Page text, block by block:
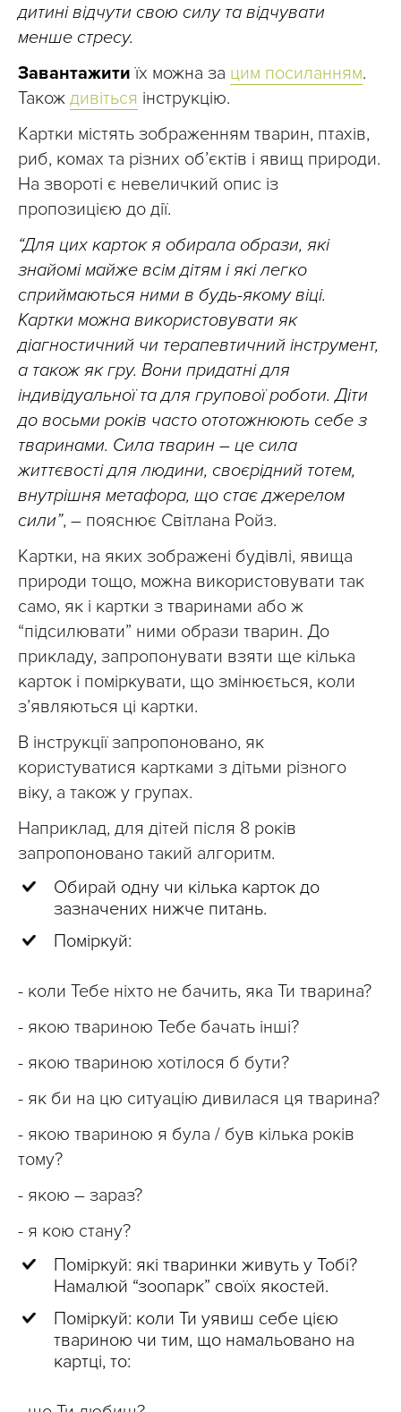
дитині відчути свою силу та відчувати
менше стресу.
Завантажити їх можна за цим посиланням.
Також дивіться інструкцію.
Картки містять зображенням тварин, птахів,
риб, комах та різних об’єктів і явищ природи.
На звороті є невеличкий опис із
пропозицією до дії.
“Для цих карток я обирала образи, які
знайомі майже всім дітям і які легко
сприймаються ними в будь-якому віці.
Картки можна використовувати як
діагностичний чи терапевтичний інструмент,
а також як гру. Вони придатні для
індивідуальної та для групової роботи. Діти
до восьми років часто ототожнюють себе з
тваринами. Сила тварин – це сила
життєвості для людини, своєрідний тотем,
внутрішня метафора, що стає джерелом
сили”, – пояснює Світлана Ройз.
Картки, на яких зображені будівлі, явища
природи тощо, можна використовувати так
само, як і картки з тваринами або ж
“підсилювати” ними образи тварин. До
прикладу, запропонувати взяти ще кілька
карток і поміркувати, що змінюється, коли
з’являються ці картки.
В інструкції запропоновано, як
користуватися картками з дітьми різного
віку, а також у групах.
Наприклад, для дітей після 8 років
запропоновано такий алгоритм.
Обирай одну чи кілька карток до
зазначених нижче питань.
Поміркуй:
- коли Тебе ніхто не бачить, яка Ти тварина?
- якою твариною Тебе бачать інші?
- якою твариною хотілося б бути?
- як би на цю ситуацію дивилася ця тварина?
- якою твариною я була / був кілька років
тому?
- якою – зараз?
- я кою стану?
Поміркуй: які тваринки живуть у Тобі?
Намалюй “зоопарк” своїх якостей.
Поміркуй: коли Ти уявиш себе цією
твариною чи тим, що намальовано на
картці, то: